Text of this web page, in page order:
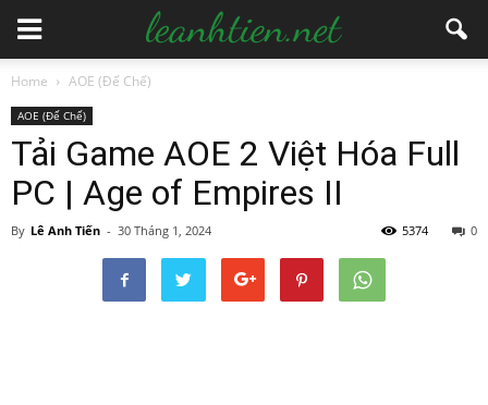
Home AOE (Đế Chế)
AOE (Đế Chế)
Tải Game AOE 2 Việt Hóa Full
PC | Age of Empires II
By Lê Anh Tiến - 30 Tháng 1, 2024 0
5374